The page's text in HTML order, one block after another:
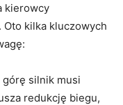
kierowcy
kilka kluczowych
górę silnik musi
redukcję biegu,